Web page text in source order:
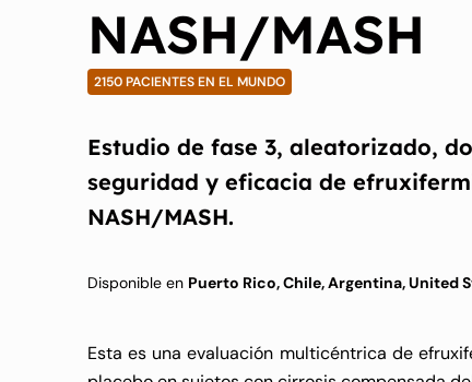
NASH/MASH
2150 PACIENTES EN EL MUNDO
Estudio de fase 3, aleatorizado,
seguridad y eficacia de
NASH/MASH.
Disponible en Puerto Rico, Chile, Argentina, United
Esta es una evaluación multicéntrica de